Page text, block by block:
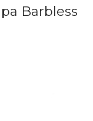
Barbless